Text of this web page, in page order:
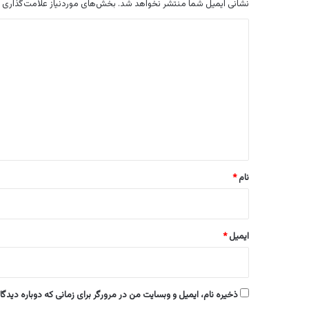
نشانی ایمیل شما منتشر نخواهد شد. بخش‌های موردنیاز
نام*
ایمیل*
ذخیره نام، ایمیل و وبسایت من در مرورگر برای زمانی که دوباره